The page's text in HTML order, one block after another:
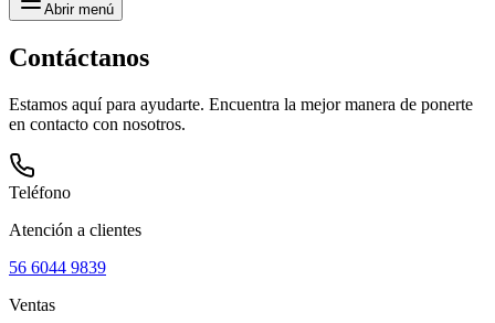
Abrir menú
Contáctanos
Estamos aquí para ayudarte. Encuentra la mejor manera de ponerte
en contacto con nosotros.
Teléfono
Atención a clientes
56 6044 9839
Ventas